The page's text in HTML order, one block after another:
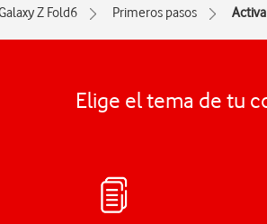
Z Fold6 Primeros pasos
Elige el tema de tu